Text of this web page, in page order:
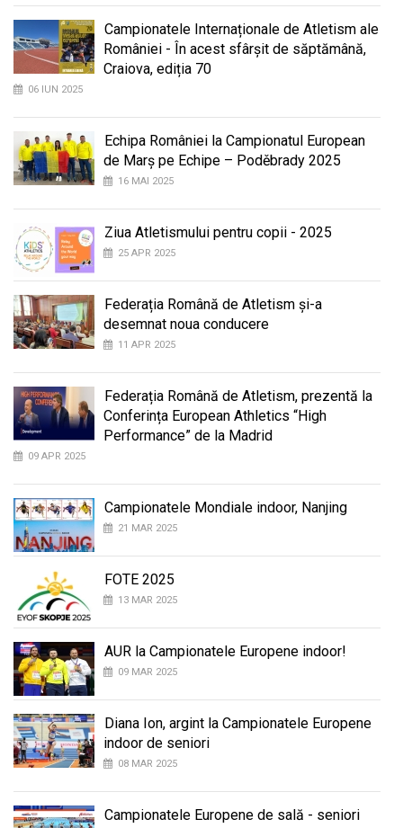
Campionatele Internaționale de Atletism ale
României - În acest sfârșit de săptămână,
Craiova, ediția 70
06 IUN 2025
Echipa României la Campionatul European
de Marș pe Echipe – Poděbrady 2025
16 MAI 2025
Ziua Atletismului pentru copii - 2025
25 APR 2025
Federația Română de Atletism și-a
desemnat noua conducere
11 APR 2025
Federația Română de Atletism, prezentă la
Conferința European Athletics “High
Performance” de la Madrid
09 APR 2025
Campionatele Mondiale indoor, Nanjing
21 MAR 2025
FOTE 2025
13 MAR 2025
AUR la Campionatele Europene indoor!
09 MAR 2025
Diana Ion, argint la Campionatele Europene
indoor de seniori
08 MAR 2025
Campionatele Europene de sală - seniori